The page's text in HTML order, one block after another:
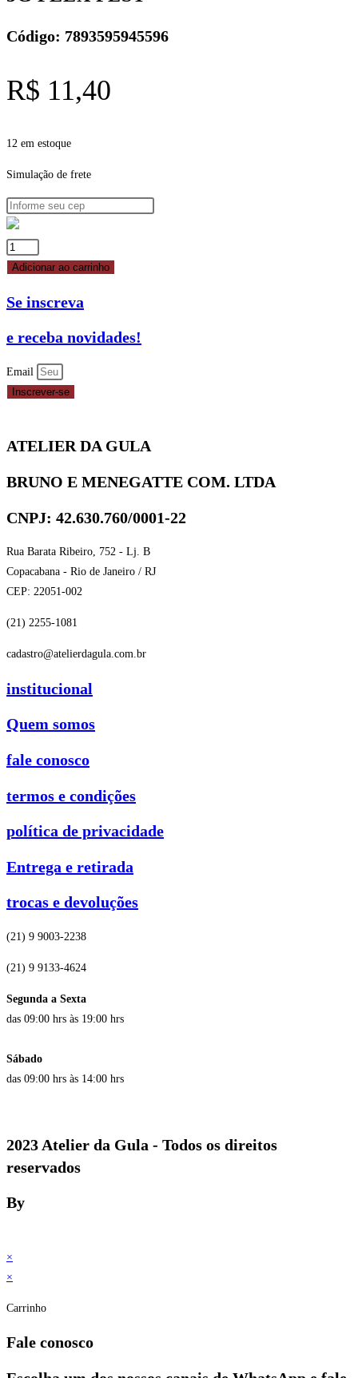
Código: 7893595945596
R$ 11,40
12 em estoque
Simulação de frete
GLITTER
PARA
ROSE
FLEX
FEST
quantidade
Adicionar ao carrinho
Se inscreva
e receba novidades!
Email
Inscrever-se
ATELIER DA GULA
BRUNO E MENEGATTE COM. LTDA
CNPJ: 42.630.760/0001-22
Rua Barata Ribeiro, 752 - Lj. B
Copacabana - Rio de Janeiro / RJ
CEP: 22051-002
(21) 2255-1081
cadastro@atelierdagula.com.br
institucional
Quem somos
fale conosco
termos e condições
política de privacidade
Entrega e retirada
trocas e devoluções
(21) 9 9003-2238
(21) 9 9133-4624
Segunda a Sexta
das 09:00 hrs às 19:00 hrs
Sábado
das 09:00 hrs às 14:00 hrs
2023 Atelier da Gula - Todos os direitos
reservados
By
×
×
Carrinho
Fale conosco